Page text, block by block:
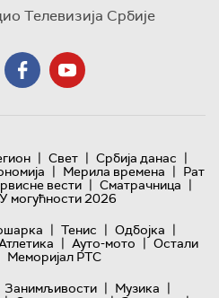
Телевизија Србије
| Свет | Србија данас |
| Мерила времена | Рат
вести | Сматрачница |
могућности 2026
| Тенис | Одбојка |
| Ауто-мото | Остали
Меморијал РТС
Занимљивости | Музика |